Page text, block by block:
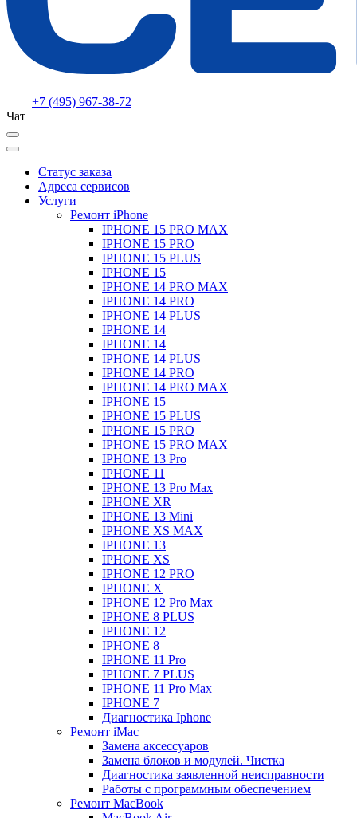
+7 (495) 967-38-72
Чат
Статус заказа
Адреса сервисов
Услуги
Ремонт iPhone
IPHONE 15 PRO MAX
IPHONE 15 PRO
IPHONE 15 PLUS
IPHONE 15
IPHONE 14 PRO MAX
IPHONE 14 PRO
IPHONE 14 PLUS
IPHONE 14
IPHONE 14
IPHONE 14 PLUS
IPHONE 14 PRO
IPHONE 14 PRO MAX
IPHONE 15
IPHONE 15 PLUS
IPHONE 15 PRO
IPHONE 15 PRO MAX
IPHONE 13 Pro
IPHONE 11
IPHONE 13 Pro Max
IPHONE XR
IPHONE 13 Mini
IPHONE XS MAX
IPHONE 13
IPHONE XS
IPHONE 12 PRO
IPHONE X
IPHONE 12 Pro Max
IPHONE 8 PLUS
IPHONE 12
IPHONE 8
IPHONE 11 Pro
IPHONE 7 PLUS
IPHONE 11 Pro Max
IPHONE 7
Диагностика Iphone
Ремонт iMac
Замена аксессуаров
Замена блоков и модулей. Чистка
Диагностика заявленной неисправности
Работы с программным обеспечением
Ремонт MacBook